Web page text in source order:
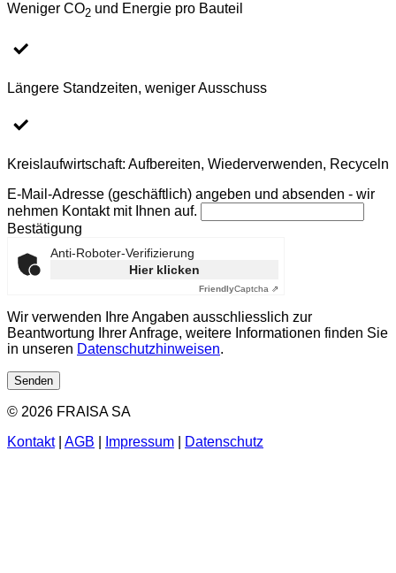
Weniger CO2 und Energie pro Bauteil
Längere Standzeiten, weniger Ausschuss
Kreislaufwirtschaft: Aufbereiten, Wiederverwenden, Recyceln
E-Mail-Adresse (geschäftlich) angeben und absenden - wir
nehmen Kontakt mit Ihnen auf.
Bestätigung
Anti-Roboter-Verifizierung
Hier klicken
FriendlyCaptcha ⇗
Wir verwenden Ihre Angaben ausschliesslich zur
Beantwortung Ihrer Anfrage, weitere Informationen finden Sie
in unseren Datenschutzhinweisen.
Senden
© 2026 FRAISA SA
Kontakt
AGB Impressum Datenschutz